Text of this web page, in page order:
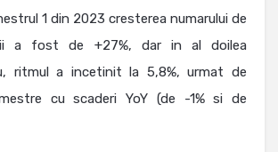
1 din 2023 cresterea numarului de
a fost de +27%, dar in al doilea
ritmul a incetinit la 5,8%, urmat de
cu scaderi YoY (de -1% si de